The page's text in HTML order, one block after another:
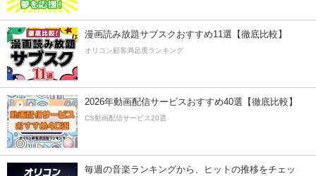
漫画読み放題サブスクおすすめ11選【徹底比較】
オリコン顧客満足度ランキング
2026年動画配信サービスおすすめ40選【徹底比較】
CS動画配信サービス20選
毎週の音楽ランキングから、ヒットの推移をチェッ